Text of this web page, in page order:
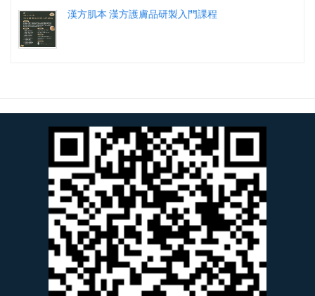
漢方肌本 漢方護膚品研製入門課程